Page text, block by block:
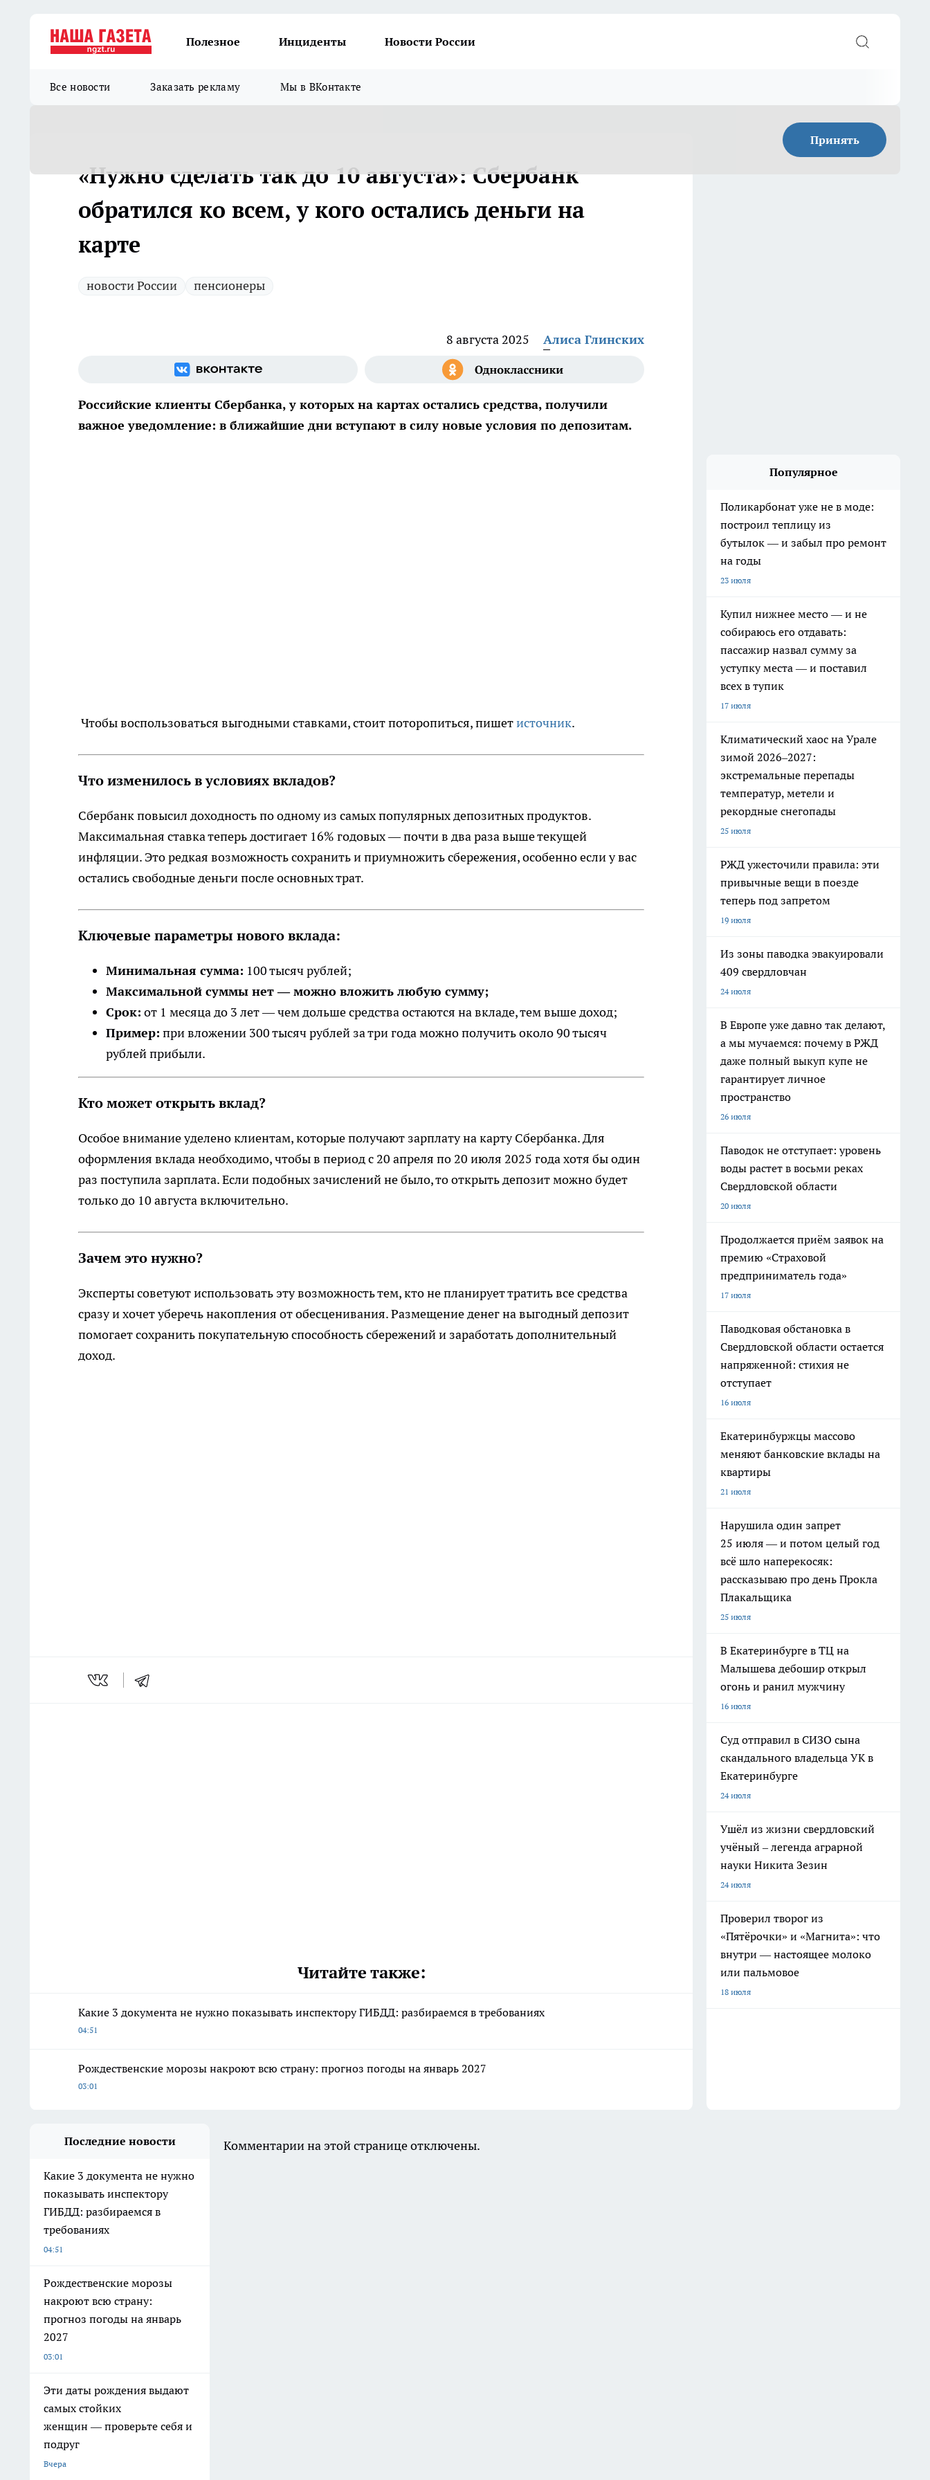
Полезное Инциденты Новости России
Все новости Заказать рекламу Мы в ВКонтакте
Принять
«Нужно сделать так до 10 августа»: Сбербанк
обратился ко всем, у кого остались деньги на
карте
новости России пенсионеры
8 августа 2025 Алиса Глинских
Российские клиенты Сбербанка, у которых на картах остались средства, получили
важное уведомление: в ближайшие дни вступают в силу новые условия по депозитам.
Чтобы воспользоваться выгодными ставками, стоит поторопиться, пишетисточник.
Что изменилось в условиях вкладов?
Сбербанк повысил доходность по одному из самых популярных депозитных продуктов.
Максимальная ставка теперь достигает 16% годовых — почти в два раза выше текущей
инфляции. Это редкая возможность сохранить и приумножить сбережения, особенно если у вас
остались свободные деньги после основных трат.
Ключевые параметры нового вклада:
Минимальная сумма: 100 тысяч рублей;
Максимальной суммы нет — можно вложить любую сумму;
Срок: от 1 месяца до 3 лет — чем дольше средства остаются на вкладе, тем выше доход;
Пример: при вложении 300 тысяч рублей за три года можно получить около 90 тысяч
рублей прибыли.
Кто может открыть вклад?
Особое внимание уделено клиентам, которые получают зарплату на карту Сбербанка. Для
оформления вклада необходимо, чтобы в период с 20 апреля по 20 июля 2025 года хотя бы один
раз поступила зарплата. Если подобных зачислений не было, то открыть депозит можно будет
только до 10 августа включительно.
Зачем это нужно?
Эксперты советуют использовать эту возможность тем, кто не планирует тратить все средства
сразу и хочет уберечь накопления от обесценивания. Размещение денег на выгодный депозит
помогает сохранить покупательную способность сбережений и заработать дополнительный
доход.
Читайте также:
Какие 3 документа не нужно показывать инспектору ГИБДД: разбираемся в требованиях
04:51
Рождественские морозы накроют всю страну: прогноз погоды на январь 2027
03:01
Популярное
Поликарбонат уже не в моде:
построил теплицу из
бутылок — и забыл про ремонт
на годы
23 июля
Купил нижнее место — и не
собираюсь его отдавать:
пассажир назвал сумму за
уступку места — и поставил
всех в тупик
17 июля
Климатический хаос на Урале
зимой 2026–2027:
экстремальные перепады
температур, метели и
рекордные снегопады
25 июля
РЖД ужесточили правила: эти
привычные вещи в поезде
теперь под запретом
19 июля
Из зоны паводка эвакуировали
409 свердловчан
24 июля
В Европе уже давно так делают,
а мы мучаемся: почему в РЖД
даже полный выкуп купе не
гарантирует личное
пространство
26 июля
Паводок не отступает: уровень
воды растет в восьми реках
Свердловской области
20 июля
Продолжается приём заявок на
премию «Страховой
предприниматель года»
17 июля
Паводковая обстановка в
Свердловской области остается
напряженной: стихия не
отступает
16 июля
Екатеринбуржцы массово
меняют банковские вклады на
квартиры
21 июля
Нарушила один запрет
25 июля — и потом целый год
всё шло наперекосяк:
рассказываю про день Прокла
Плакальщика
25 июля
В Екатеринбурге в ТЦ на
Малышева дебошир открыл
огонь и ранил мужчину
16 июля
Суд отправил в СИЗО сына
скандального владельца УК в
Екатеринбурге
24 июля
Ушёл из жизни свердловский
учёный – легенда аграрной
науки Никита Зезин
24 июля
Проверил творог из
«Пятёрочки» и «Магнита»: что
внутри — настоящее молоко
или пальмовое
18 июля
Последние новости
Какие 3 документа не нужно
показывать инспектору
ГИБДД: разбираемся в
требованиях
04:51
Рождественские морозы
накроют всю страну:
прогноз погоды на январь
2027
03:01
Эти даты рождения выдают
самых стойких
женщин — проверьте себя и
подруг
Вчера
Комментарии на этой странице отключены.